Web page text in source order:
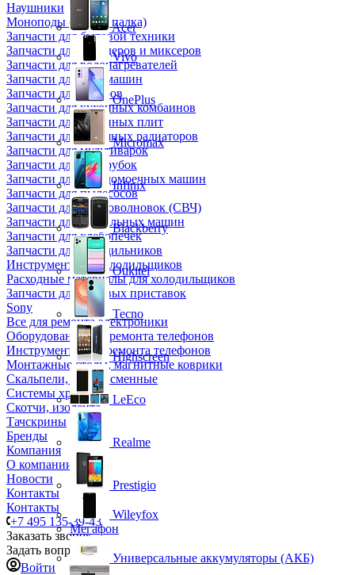
Наушники
Моноподы (Селфи палка)
Запчасти для бытовой техники
Запчасти для блендеров и миксеров
Запчасти для водонагревателей
Запчасти для кофемашин
Запчасти для кулеров
Запчасти для кухонных комбаинов
Запчасти для кухонных плит
Запчасти для масляных радиаторов
Запчасти для мультиварок
Запчасти для мясорубок
Запчасти для посудомоечных машин
Запчасти для пылесосов
Запчасти для микроволновок (СВЧ)
Запчасти для стиральных машин
Запчасти для хлебопечек
Запчасти для холодильников
Инструмент для холодильщиков
Расходные материалы для холодильщиков
Запчасти для игровых приставок
Sony
Все для ремонта электроники
Оборудование для ремонта телефонов
Инструменты для ремонта телефонов
Монтажные столы, магнитные коврики
Скальпели, лезвия сменные
Системы хранения
Скотчи, изолента
Тачскрины
Бренды
Компания
О компании
Новости
Контакты
Контакты
+7 495 135-39-43
Заказать звонок
Задать вопрос
Войти
Acer
Vivo
OnePlus
Micromax
Infinix
Blackberry
Oukitel
Tecno
Highscreen
LeEco
Realme
Prestigio
Wileyfox
Мегафон
Универсальные аккумуляторы (АКБ)